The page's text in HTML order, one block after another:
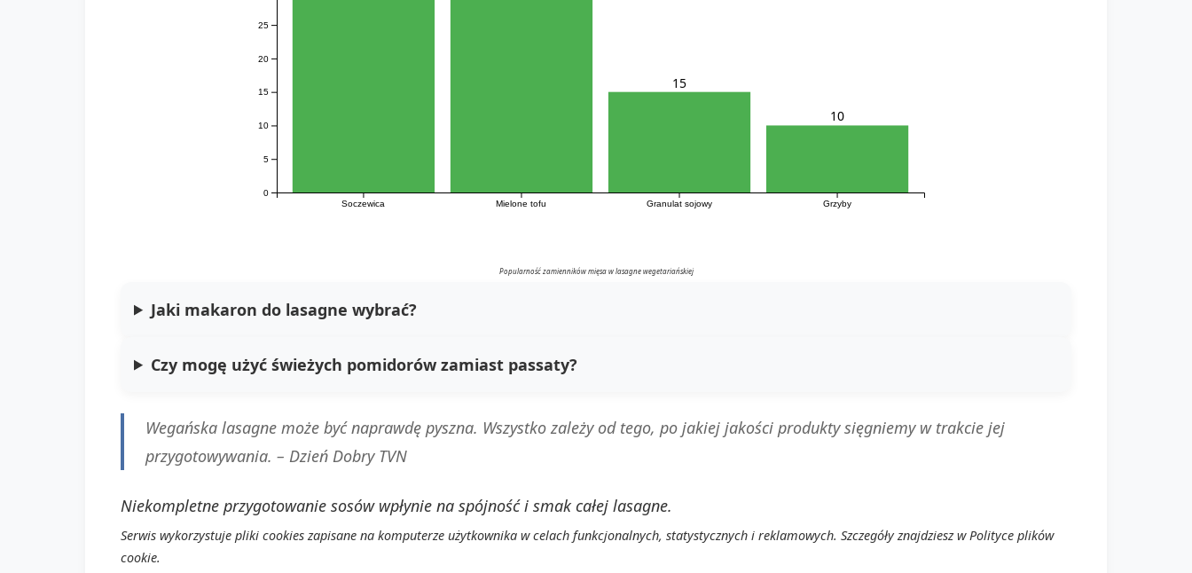
Soczewica Mielone tofu Granulat sojowy Grzyby
0
5
10
15
20
25
15
10
Popularność zamienników mięsa w lasagne wegetariańskiej
Jaki makaron do lasagne wybrać?
Czy mogę użyć świeżych pomidorów zamiast passaty?
Wegańska lasagne może być naprawdę pyszna. Wszystko zależy od tego, po jakiej jakości produkty sięgniemy w trakcie jej
przygotowywania. – Dzień Dobry TVN
Niekompletne przygotowanie sosów wpłynie na spójność i smak całej lasagne.
Serwis wykorzystuje pliki cookies zapisane na komputerze użytkownika w celach funkcjonalnych, statystycznych i reklamowych. Szczegóły znajdziesz w Polityce plików
cookie.